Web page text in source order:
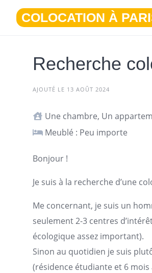
contenu
COLOCATION À
Recherche
AJOUTÉ LE 13 AOÛT 2024
Une chambre, Un appartement,
Meublé : Peu importe
Bonjour !
Je suis à la recherche d’une
Me concernant, je suis un
seulement 2-3 centres
écologique assez important).
Sinon au quotidien je suis
(résidence étudiante et 6